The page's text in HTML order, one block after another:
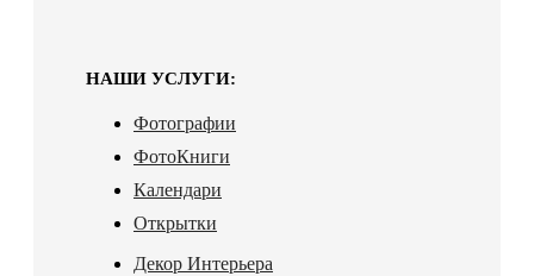
НАШИ УСЛУГИ:
Фотографии
ФотоКниги
Календари
Открытки
Декор Интерьера